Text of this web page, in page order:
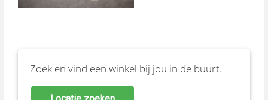
Zoek en vind een winkel bij jou in de buurt.